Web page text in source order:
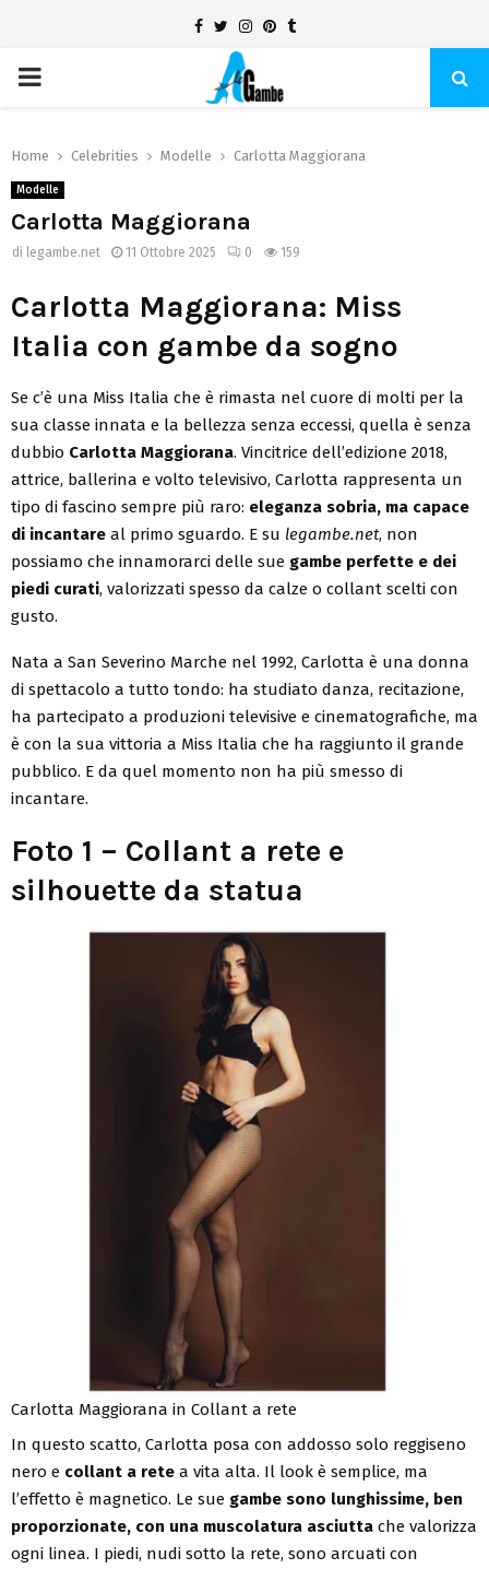
Facebook
TwitterInstagram
Pinterest
Tumblr
PRIMARY
Home Celebrities Modelle Carlotta Maggiorana
Modelle
Carlotta Maggiorana
di legambe.net 11 Ottobre 2025 0 159
Carlotta Maggiorana: Miss
Italia con gambe da sogno
Se c’è una Miss Italia che è rimasta nel cuore di molti per la
sua classe innata e la bellezza senza eccessi, quella è senza
dubbio Carlotta Maggiorana. Vincitrice dell’edizione 2018,
attrice, ballerina e volto televisivo, Carlotta rappresenta un
tipo di fascino sempre più raro: eleganza sobria, ma capace
di incantare al primo sguardo. E su legambe.net, non
possiamo che innamorarci delle sue gambe perfette e dei
piedi curati, valorizzati spesso da calze o collant scelti con
gusto.
Nata a San Severino Marche nel 1992, Carlotta è una donna
di spettacolo a tutto tondo: ha studiato danza, recitazione,
ha partecipato a produzioni televisive e cinematografiche, ma
è con la sua vittoria a Miss Italia che ha raggiunto il grande
pubblico. E da quel momento non ha più smesso di
incantare.
Foto 1 – Collant a rete e
silhouette da statua
Carlotta Maggiorana in Collant a rete
In questo scatto, Carlotta posa con addosso solo reggiseno
nero e collant a rete a vita alta. Il look è semplice, ma
l’effetto è magnetico. Le sue gambe sono lunghissime, ben
proporzionate, con una muscolatura asciutta che valorizza
ogni linea. I piedi, nudi sotto la rete, sono arcuati con